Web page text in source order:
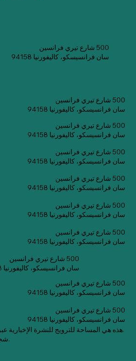
500 شارع تيري فرانسين
سان فرانسيسكو، كاليفورنيا 94158
500 شارع تيري فرانسين
سان فرانسيسكو، كاليفورنيا 94158
500 شارع تيري فرانسين
سان فرانسيسكو، كاليفورنيا 94158
500 شارع تيري فرانسين
سان فرانسيسكو، كاليفورنيا 94158
500 شارع تيري فرانسين
سان فرانسيسكو، كاليفورنيا 94158
500 شارع تيري فرانسين
سان فرانسيسكو، كاليفورنيا 94158
500 شارع تيري فرانسين
سان فرانسيسكو، كاليفورنيا 94158
500 شارع تيري فرانسين
سان فرانسيسكو، كاليفورنيا 94158
500 شارع تيري فرانسين
سان فرانسيسكو، كاليفورنيا 94158
500 شارع تيري فرانسين
سان فرانسيسكو، كاليفورنيا 94158
هذه هي المساحة للترويج للنشرة الإخبارية عبر البريد الإلكتروني للشركة.
شجع الناس على الاشتراك هنا.